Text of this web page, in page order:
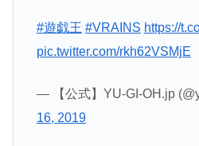
#遊戯王 #VRAINS https://
pic.twitter.com/rkh62VSMjE
— 【公式】YU-GI-OH.jp
16, 2019